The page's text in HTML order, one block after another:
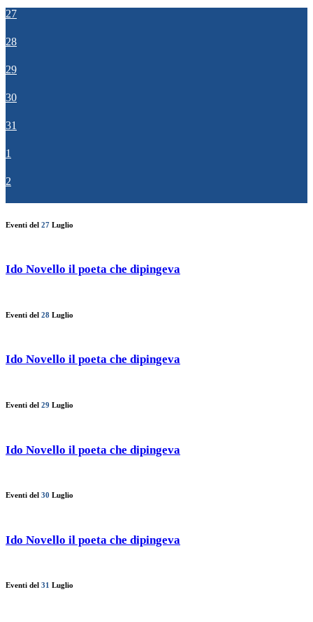
27
28
29
30
31
1
2
Eventi del 27 Luglio
Ido Novello il poeta che dipingeva
Eventi del 28 Luglio
Ido Novello il poeta che dipingeva
Eventi del 29 Luglio
Ido Novello il poeta che dipingeva
Eventi del 30 Luglio
Ido Novello il poeta che dipingeva
Eventi del 31 Luglio